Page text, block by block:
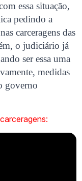
essa situação,
pedindo a
carceragens das
o judiciário já
ser essa uma
medidas
governo